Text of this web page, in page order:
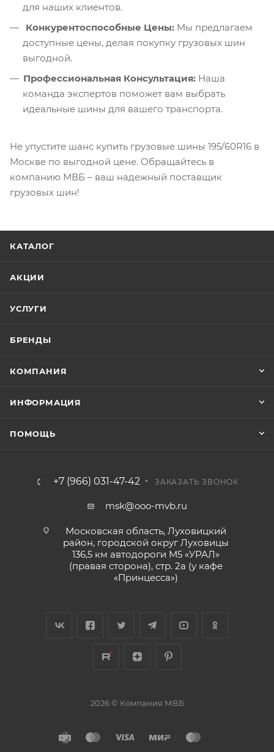
для наших клиентов.
Конкурентоспособные Цены: Мы предлагаем
доступные цены, делая покупку грузовых шин
выгодной.
Профессиональная Консультация: Наша
команда экспертов поможет вам выбрать
идеальные шины для вашего транспорта.
Не упустите шанс купить грузовые шины 195/60R16 в
Москве по выгодной цене. Обращайтесь в
компанию МВБ – ваш надежный поставщик
грузовых шин!
КАТАЛОГ
АКЦИИ
УСЛУГИ
БРЕНДЫ
КОМПАНИЯ
ИНФОРМАЦИЯ
ПОМОЩЬ
+7 (966) 031-47-42 ЗАКАЗАТЬ ЗВОНОК
msk@ooo-mvb.ru
Московская область, Луховицкий
район, городской округ Луховицы
136,5 км автодороги М5 «УРАЛ»
(правая сторона), стр. 2а (у кафе
«‎Принцесса»)
2026 © Компания МВБ